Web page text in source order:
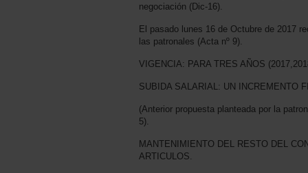
negociación (Dic-16).
El pasado lunes 16 de Octubre de 2017
las patronales (Acta nº 9).
VIGENCIA: PARA TRES AÑOS
SUBIDA SALARIAL: UN INCREMENTO
(Anterior propuesta planteada por la
5).
MANTENIMIENTO DEL RESTO DEL
ARTICULOS.